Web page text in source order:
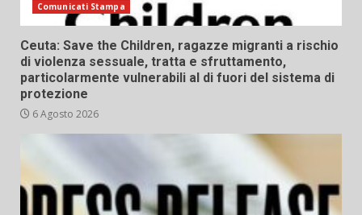
Comunicati Stampa
Ceuta: Save the Children, ragazze migranti a rischio
di violenza sessuale, tratta e sfruttamento,
particolarmente vulnerabili al di fuori del sistema di
protezione
6 Agosto 2026